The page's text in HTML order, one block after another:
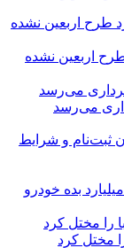
طرح اربعین نشده
می‌رسد
ثبت‌نام و شرایط
کاسبی خارج‌نشین‌ها با سهمیه اقامت / ۸ میلیارد بده خودرو
مختل کرد